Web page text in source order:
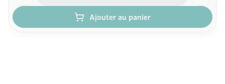
Ajouter au panier